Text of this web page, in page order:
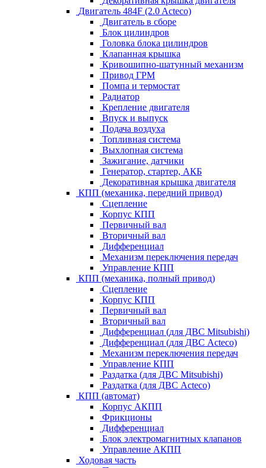
Двигатель 484F (2.0 Acteco)
Двигатель в сборе
Блок цилиндров
Головка блока цилиндров
Клапанная крышка
Кривошипно-шатунный механизм
Привод ГРМ
Помпа и термостат
Радиатор
Крепление двигателя
Впуск и выпуск
Подача воздуха
Топливная система
Выхлопная система
Зажигание, датчики
Генератор, стартер, АКБ
Декоративная крышка двигателя
КПП (механика, передний привод)
Сцепление
Корпус КПП
Первичный вал
Вторичный вал
Дифференциал
Механизм переключения передач
Управление КПП
КПП (механика, полный привод)
Сцепление
Корпус КПП
Первичный вал
Вторичный вал
Дифференциал (для ДВС Mitsubishi)
Дифференциал (для ДВС Acteco)
Механизм переключения передач
Управление КПП
Раздатка (для ДВС Mitsubishi)
Раздатка (для ДВС Acteco)
КПП (автомат)
Корпус АКПП
Фрикционы
Дифференциал
Блок электромагнитных клапанов
Управление АКПП
Ходовая часть